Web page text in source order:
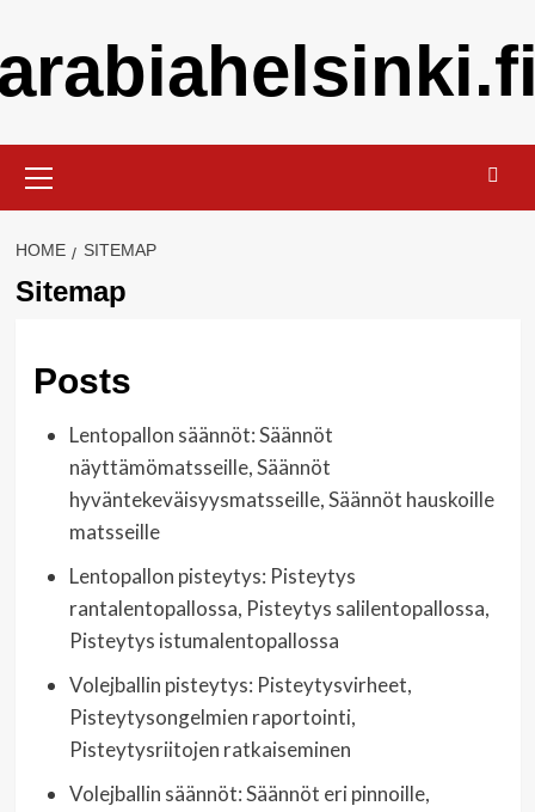
content
Menu
HOME SITEMAP
Sitemap
Posts
Lentopallon säännöt: Säännöt
näyttämömatsseille, Säännöt
hyväntekeväisyysmatsseille, Säännöt hauskoille
matsseille
Lentopallon pisteytys: Pisteytys
rantalentopallossa, Pisteytys salilentopallossa,
Pisteytys istumalentopallossa
Volejballin pisteytys: Pisteytysvirheet,
Pisteytysongelmien raportointi,
Pisteytysriitojen ratkaiseminen
Volejballin säännöt: Säännöt eri pinnoille,